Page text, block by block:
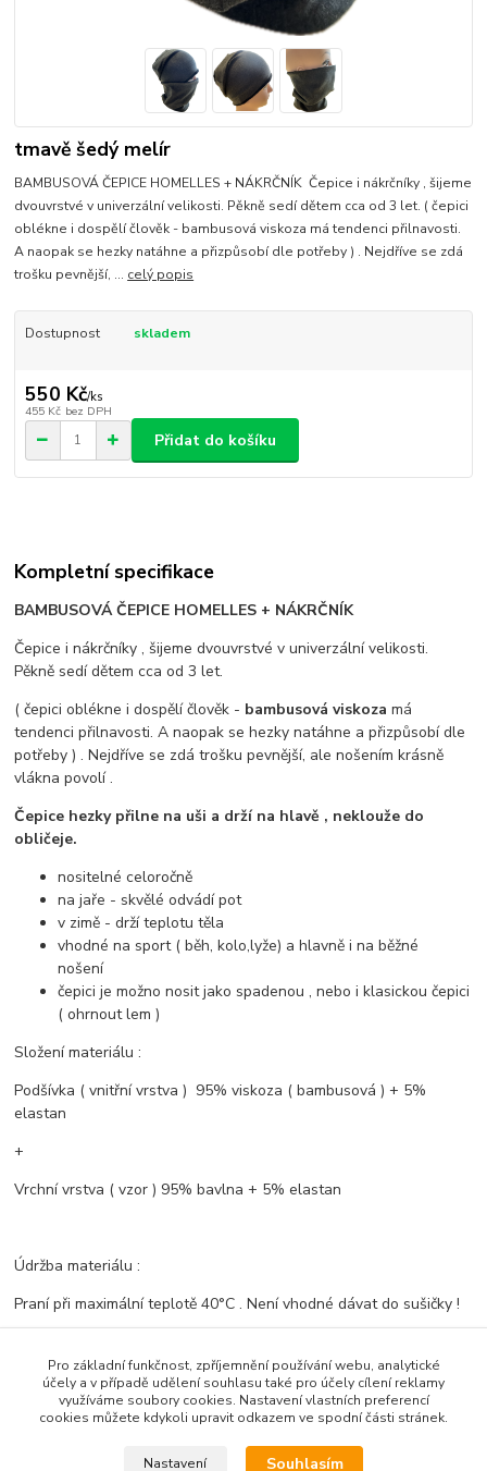
tmavě šedý melír
BAMBUSOVÁ ČEPICE HOMELLES + NÁKRČNÍK Čepice i nákrčníky , šijeme
dvouvrstvé v univerzální velikosti. Pěkně sedí dětem cca od 3 let. ( čepici
oblékne i dospělí člověk - bambusová viskoza má tendenci přilnavosti.
A naopak se hezky natáhne a přizpůsobí dle potřeby ) . Nejdříve se zdá
trošku pevnější, ... celý popis
Dostupnost skladem
550 Kč/ks
455 Kč bez DPH
Přidat do košíku
Kompletní specifikace
BAMBUSOVÁ ČEPICE HOMELLES + NÁKRČNÍK
Čepice i nákrčníky , šijeme dvouvrstvé v univerzální velikosti.
Pěkně sedí dětem cca od 3 let.
( čepici oblékne i dospělí člověk - bambusová viskozamá
tendenci přilnavosti. A naopak se hezky natáhne a přizpůsobí dle
potřeby ) . Nejdříve se zdá trošku pevnější, ale nošením krásně
vlákna povolí .
Čepice hezky přilne na uši a drží na hlavě , neklouže do
obličeje.
nositelné celoročně
na jaře - skvělé odvádí pot
v zimě - drží teplotu těla
vhodné na sport ( běh, kolo,lyže) a hlavně i na běžné
nošení
čepici je možno nosit jako spadenou , nebo i klasickou čepici
( ohrnout lem )
Složení materiálu :
Podšívka ( vnitřní vrstva ) 95% viskoza ( bambusová ) + 5%
elastan
+
Vrchní vrstva ( vzor ) 95% bavlna + 5% elastan
Údržba materiálu :
Praní při maximální teplotě 40°C . Není vhodné dávat do sušičky !
Zboží zařazeno v kategoriích
Vzorované komplety
Pro základní funkčnost, zpříjemnění používání webu, analytické
účely a v případě udělení souhlasu také pro účely cílení reklamy
využíváme soubory cookies. Nastavení vlastních preferencí
cookies můžete kdykoli upravit odkazem ve spodní části stránek.
Nastavení Souhlasím